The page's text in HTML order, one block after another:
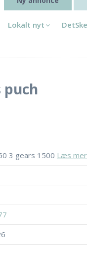
Lokalt nyt
3 gears 1500 Læs